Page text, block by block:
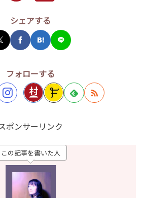
シェアする
フォローする
ポンサーリンク
この記事を書いた人